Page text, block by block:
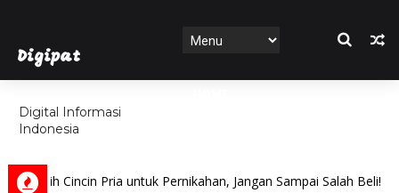
Digipat
Digital Informasi
Indonesia
FEATURES
Cincin Pria untuk Pernikahan, Jangan Sampai Salah Beli!